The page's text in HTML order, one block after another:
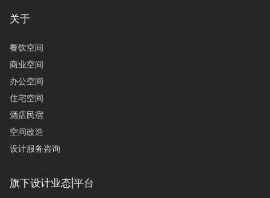
关于
餐饮空间
商业空间
办公空间
住宅空间
酒店民宿
空间改造
设计服务咨询
旗下设计业态|平台